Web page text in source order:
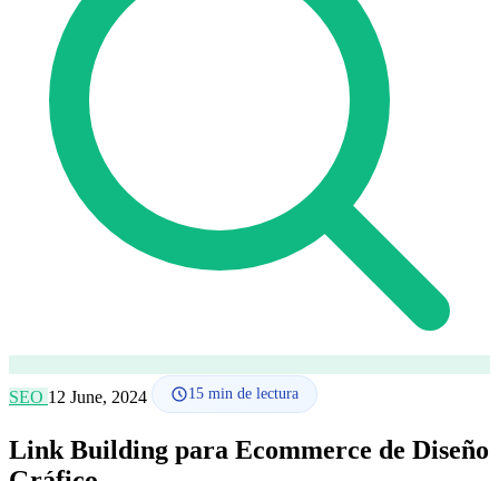
Asesoría SEO Estudio de Enlazado Auditoría SEO
Consultoría SEO
Cómo funciona
Idioma
🇪🇸 ES
🇬🇧 EN
Acceder
SEO 12 June, 2024 15 min de lectura
Link Building para Ecommerce de Diseño